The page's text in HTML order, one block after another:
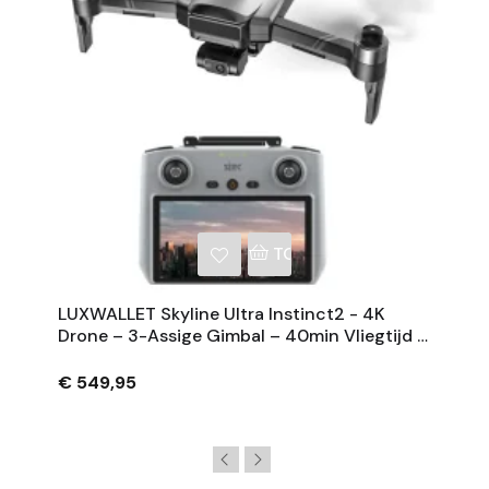
TOEVOEGEN AAN
LUXWALLET Skyline Ultra Instinct2 - 4K
Drone – 3-Assige Gimbal – 40min Vliegtijd –
€ 549,95